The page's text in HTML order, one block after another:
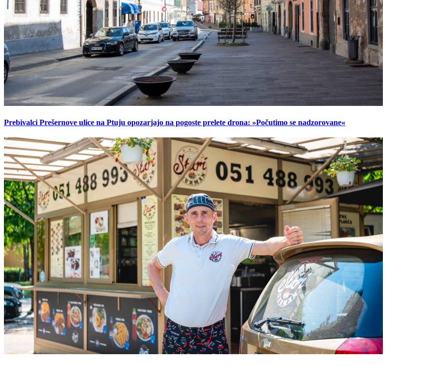
Prebivalci Prešernove ulice na Ptuju opozarjajo na pogoste prelete drona: »Počutimo se nadzorovane«
Prijavi se na cajtng